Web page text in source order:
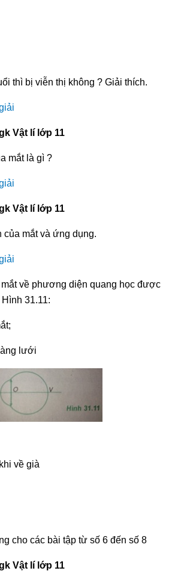
thì bị viễn thị không ? Giải thích.
Vật lí lớp 11
mắt là gì ?
Vật lí lớp 11
mắt và ứng dụng.
về phương diện quang học được
31.11:
lưới
về già
cho các bài tập từ số 6 đến số 8
Vật lí lớp 11